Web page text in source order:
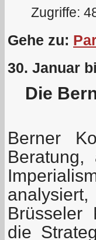
Zugriffe:
Gehe zu:
30. Januar
Die
Berner
Brüsseler
die